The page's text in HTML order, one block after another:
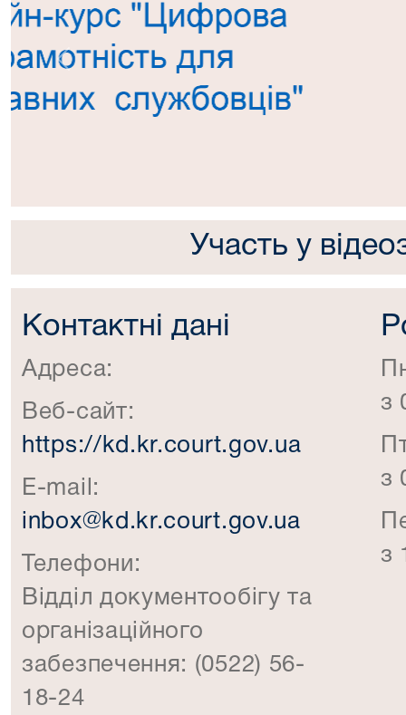
Попередній
Участь у
Контактні дані
Адреса:
Веб-сайт:
https://kd.kr.court.gov.ua
E-mail:
inbox@kd.kr.court.gov.ua
Телефони:
Відділ документообігу та
організаційного
забезпечення: (0522) 56-
18-24
з
з
з